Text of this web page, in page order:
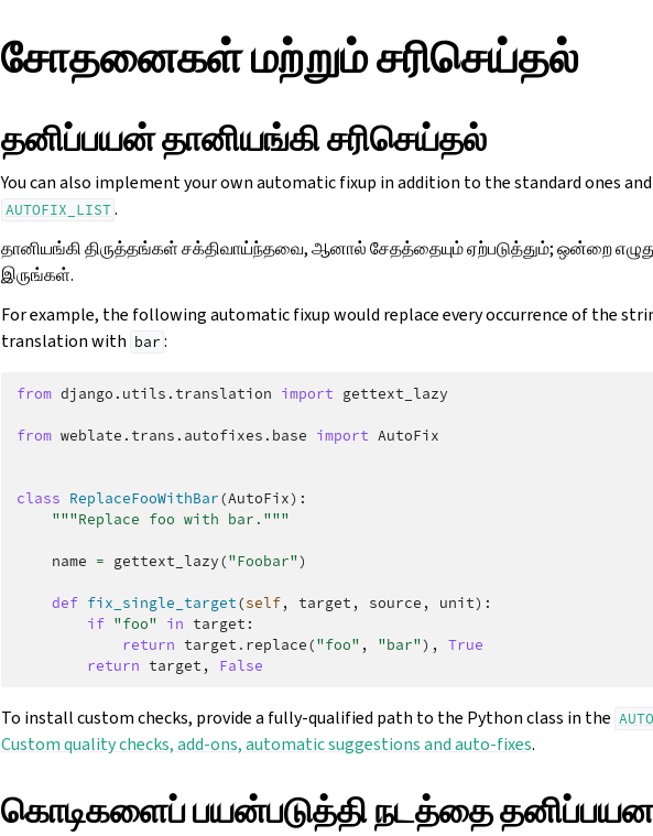
சோதனைகள் மற்றும் சரிசெய்தல்
தனிப்பயன் தானியங்கி சரிசெய்தல்
You can also implement your own automatic fixup in addition to the standard ones
AUTOFIX_LIST .
தானியங்கி திருத்தங்கள் சக்திவாய்ந்தவை, ஆனால் சேதத்தையும் ஏற்படுத்தும்; ஒன்றை
இருங்கள்.
For example, the following automatic fixup would replace every occurrence of the
translation with bar :
from django.utils.translation import gettext_lazy
from weblate.trans.autofixes.base import AutoFix
class ReplaceFooWithBar(AutoFix):
"""Replace foo with bar."""
name = gettext_lazy("Foobar")
def fix_single_target(self, target , source , unit):
if "foo" in target :
return target . replace("foo" , "bar"),
True
return target , False
To install custom checks, provide a fully-qualified path to the Python class in the
Custom quality checks, add-ons, automatic suggestions and auto-fixes.
கொடிகளைப் பயன்படுத்தி நடத்தை